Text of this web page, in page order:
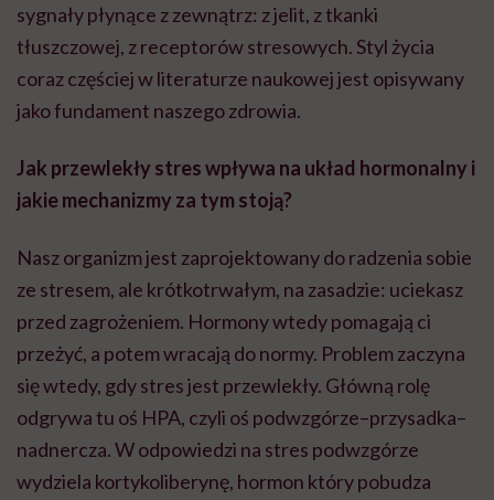
sygnały płynące z zewnątrz: z jelit, z tkanki
tłuszczowej, z receptorów stresowych. Styl życia
coraz częściej w literaturze naukowej jest opisywany
jako fundament naszego zdrowia.
Jak przewlekły stres wpływa na układ hormonalny i
jakie mechanizmy za tym stoją?
Nasz organizm jest zaprojektowany do radzenia sobie
ze stresem, ale krótkotrwałym, na zasadzie: uciekasz
przed zagrożeniem. Hormony wtedy pomagają ci
przeżyć, a potem wracają do normy. Problem zaczyna
się wtedy, gdy stres jest przewlekły. Główną rolę
odgrywa tu oś HPA, czyli oś podwzgórze–przysadka–
nadnercza. W odpowiedzi na stres podwzgórze
wydziela kortykoliberynę, hormon który pobudza